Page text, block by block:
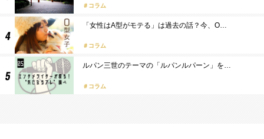
コラム
「女性はA型がモテる」は過去の話？今、O…
コラム
ルパン三世のテーマの「ルパンルパーン」を…
コラム